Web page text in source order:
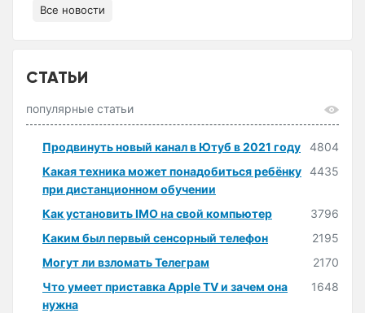
Все новости
СТАТЬИ
популярные статьи
Продвинуть новый канал в Ютуб в 2021 году
4804
Какая техника может понадобиться ребёнку
при дистанционном обучении
4435
Как установить IMO на свой компьютер
3796
Каким был первый сенсорный телефон
2195
Могут ли взломать Телеграм
2170
Что умеет приставка Apple TV и зачем она
нужна
1648